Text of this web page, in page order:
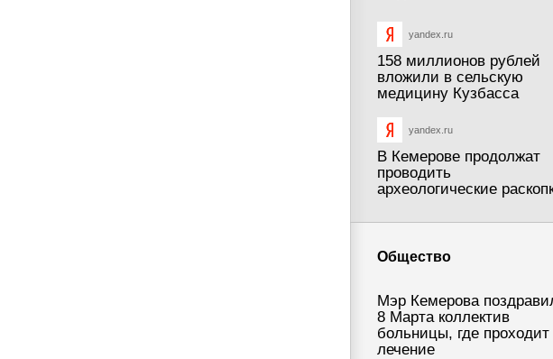
yandex.ru
158 миллионов рублей
вложили в сельскую
медицину Кузбасса
yandex.ru
В Кемерове продолжат
проводить
археологические
Общество
Мэр Кемерова
8 Марта коллектив
больницы, где проходит
лечение